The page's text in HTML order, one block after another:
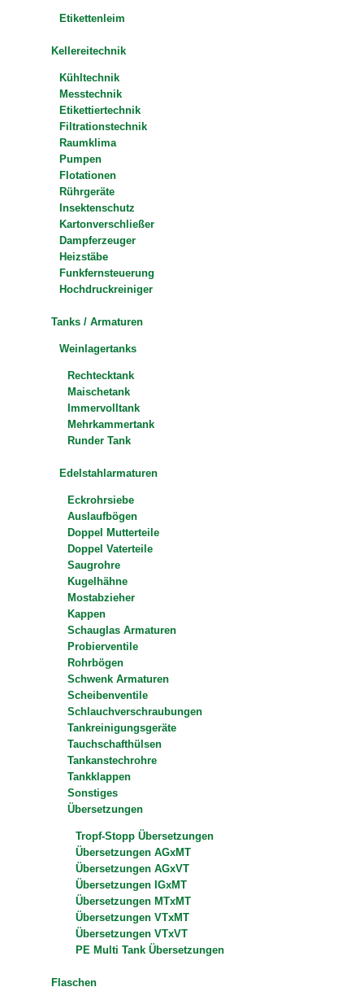
Etikettenleim
Kellereitechnik
Kühltechnik
Messtechnik
Etikettiertechnik
Filtrationstechnik
Raumklima
Pumpen
Flotationen
Rührgeräte
Insektenschutz
Kartonverschließer
Dampferzeuger
Heizstäbe
Funkfernsteuerung
Hochdruckreiniger
Tanks / Armaturen
Weinlagertanks
Rechtecktank
Maischetank
Immervolltank
Mehrkammertank
Runder Tank
Edelstahlarmaturen
Eckrohrsiebe
Auslaufbögen
Doppel Mutterteile
Doppel Vaterteile
Saugrohre
Kugelhähne
Mostabzieher
Kappen
Schauglas Armaturen
Probierventile
Rohrbögen
Schwenk Armaturen
Scheibenventile
Schlauchverschraubungen
Tankreinigungsgeräte
Tauchschafthülsen
Tankanstechrohre
Tankklappen
Sonstiges
Übersetzungen
Tropf-Stopp Übersetzungen
Übersetzungen AGxMT
Übersetzungen AGxVT
Übersetzungen IGxMT
Übersetzungen MTxMT
Übersetzungen VTxMT
Übersetzungen VTxVT
PE Multi Tank Übersetzungen
Flaschen